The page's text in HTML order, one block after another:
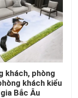
khách, phòng
khách kiểu
Bắc Âu